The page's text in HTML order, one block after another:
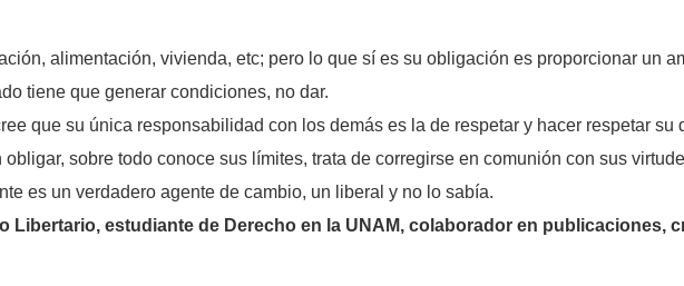
alimentación, vivienda, etc; pero lo que sí es su obligación es proporcionar un
tiene que generar condiciones, no dar.
que su única responsabilidad con los demás es la de respetar y hacer respetar su
sobre todo conoce sus límites, trata de corregirse en comunión con sus
es un verdadero agente de cambio, un liberal y no lo sabía.
Libertario, estudiante de Derecho en la UNAM, colaborador en publicaciones,